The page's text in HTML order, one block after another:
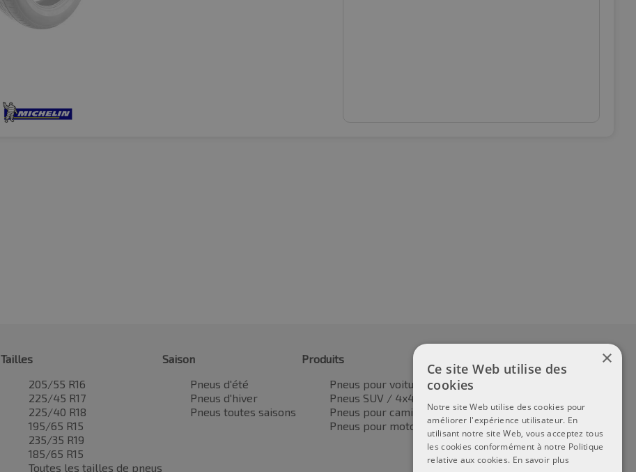
Tailles
205/55 R16
225/45 R17
225/40 R18
195/65 R15
235/35 R19
185/65 R15
Toutes les tailles de pneus
Saison
Pneus d'été
Pneus d'hiver
Pneus toutes saisons
Produits
Pneus pour voitures
Pneus SUV / 4x4
Pneus pour camionnettes
Pneus pour motos
×
Ce site Web utilise des
cookies
Notre site Web utilise des cookies pour
améliorer l'expérience utilisateur. En
utilisant notre site Web, vous acceptez tous
les cookies conformément à notre Politique
relative aux cookies. En savoir plus